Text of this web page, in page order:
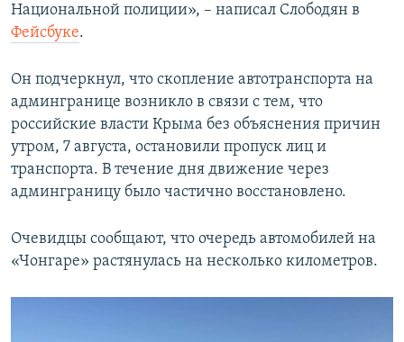
Национальной полиции», – написал Слободян в
Фейсбуке.
Он подчеркнул, что скопление автотранспорта на
админгранице возникло в связи с тем, что
российские власти Крыма без объяснения причин
утром, 7 августа, остановили пропуск лиц и
транспорта. В течение дня движение через
админграницу было частично восстановлено.
Очевидцы сообщают, что очередь автомобилей на
«Чонгаре» растянулась на несколько километров.